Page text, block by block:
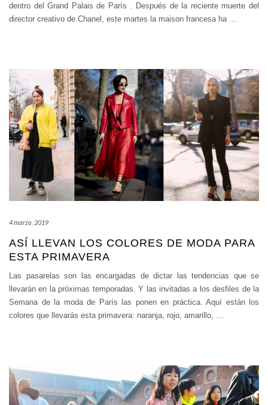
dentro del Grand Palais de París . Después de la reciente muerte del
director creativo de Chanel, este martes la maison francesa ha
4 marzo, 2019
ASÍ LLEVAN LOS COLORES DE MODA PARA
ESTA PRIMAVERA
Las pasarelas son las encargadas de dictar las tendencias que se
llevarán en la próximas temporadas. Y las invitadas a los desfiles de la
Semana de la moda de París las ponen en práctica. Aquí están los
colores que llevarás esta primavera: naranja, rojo, amarillo,